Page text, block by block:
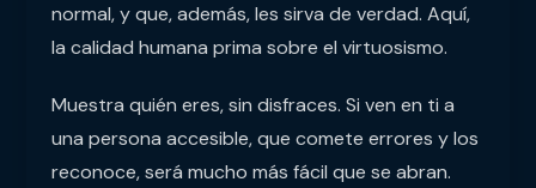
normal, y que, además, les sirva de verdad. Aquí,
la calidad humana prima sobre el virtuosismo.
Muestra quién eres, sin disfraces. Si ven en ti a
una persona accesible, que comete errores y los
reconoce, será mucho más fácil que se abran.